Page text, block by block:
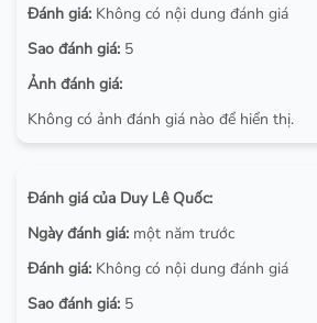
Đánh giá: Không có nội dung đánh giá
Sao đánh giá: 5
Ảnh đánh giá:
Không có ảnh đánh giá nào để hiển thị.
Đánh giá của Duy Lê Quốc:
Ngày đánh giá: một năm trước
Đánh giá: Không có nội dung đánh giá
Sao đánh giá: 5